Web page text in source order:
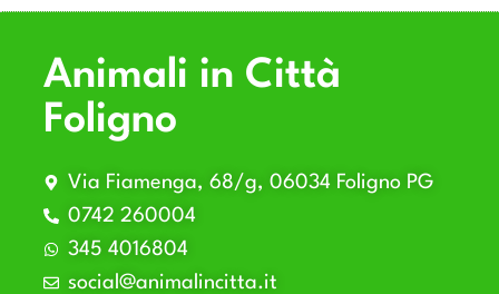
Animali in Città
Foligno
Via Fiamenga, 68/g, 06034 Foligno PG
0742 260004
345 4016804
social@animalincitta.it